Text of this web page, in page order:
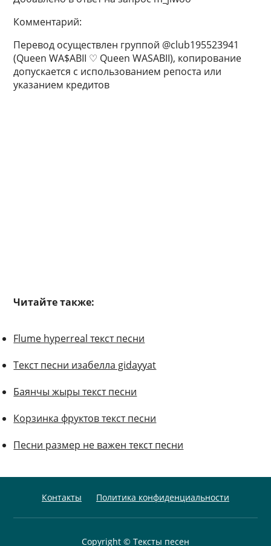
Комментарий:
Перевод осуществлен группой @club195523941
(Queen WA$ABII ♡ Queen WASABII), копирование
допускается с использованием репоста или
указанием кредитов
Читайте также:
Flume hyperreal текст песни
Текст песни изабелла gidayyat
Баянчы жыры текст песни
Корзинка фруктов текст песни
Песни размер не важен текст песни
Контакты Политика конфиденциальности
Copyright © Тексты песен